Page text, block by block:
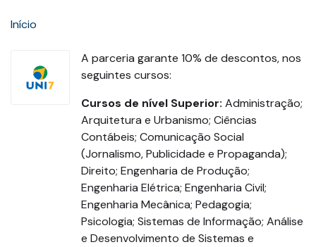
Início
A parceria garante 10% de descontos, nos
seguintes cursos:
Cursos de nível Superior: Administração;
Arquitetura e Urbanismo; Ciências
Contábeis; Comunicação Social
(Jornalismo, Publicidade e Propaganda);
Direito; Engenharia de Produção;
Engenharia Elétrica; Engenharia Civil;
Engenharia Mecânica; Pedagogia;
Psicologia; Sistemas de Informação; Análise
e Desenvolvimento de Sistemas e